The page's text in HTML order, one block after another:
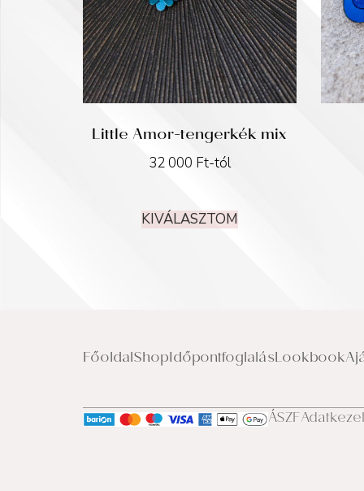
Little Amor-tengerkék mix
32 000 Ft-tól
KIVÁLASZTOM
FőoldalShopIdőpontfoglalásLookbook
ÁSZF